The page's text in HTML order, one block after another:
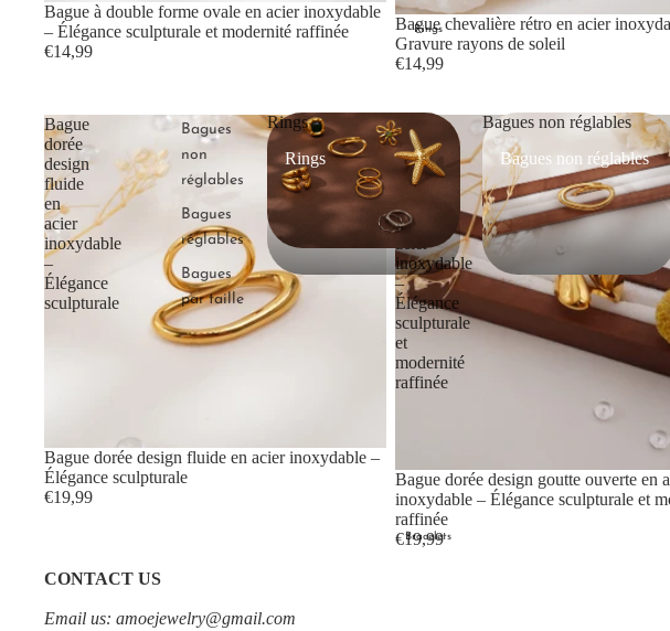
Rings
Bagues
non
réglables
Bagues
réglables
Bagues
par taille
Rings
Rings
Bagues non réglables
Bagues non réglables
Bracelets
Bague à double forme ovale en acier inoxydable
– Élégance sculpturale et modernité raffinée
€14,99
Bague chevalière rétro en acier
Gravure rayons de soleil
€14,99
Bague
dorée
design
fluide
en
acier
inoxydable
–
Élégance
sculpturale
Bague dorée design fluide en acier inoxydable –
Élégance sculpturale
€19,99
Bague
dorée
design
goutte
en
acier
inoxydable
–
Élégance
sculpturale
et
modernité
raffinée
Bague dorée design goutte ouverte en
inoxydable – Élégance sculpturale et
raffinée
€19,99
CONTACT US
Email us: amoejewelry@gmail.com